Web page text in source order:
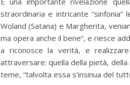
straordinaria e intricante
Woland (Satana) e Margherita,
ma opera anche il bene“, e riesce
a riconosce la verità, e
attraversare: quella della pietà,
teme, “talvolta essa s’insinua del